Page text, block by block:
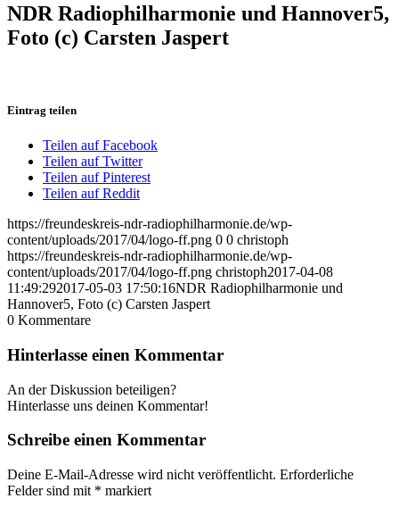
NDR Radiophilharmonie und Hannover5,
Foto (c) Carsten Jaspert
Eintrag teilen
Teilen auf Facebook
Teilen auf Twitter
Teilen auf Pinterest
Teilen auf Reddit
https://freundeskreis-ndr-radiophilharmonie.de/wp-
content/uploads/2017/04/logo-ff.png 0 0 christoph
https://freundeskreis-ndr-radiophilharmonie.de/wp-
content/uploads/2017/04/logo-ff.png christoph2017-04-08
11:49:292017-05-03 17:50:16NDR Radiophilharmonie und
Hannover5, Foto (c) Carsten Jaspert
0 Kommentare
Hinterlasse einen Kommentar
An der Diskussion beteiligen?
Hinterlasse uns deinen Kommentar!
Schreibe einen Kommentar
Deine E-Mail-Adresse wird nicht veröffentlicht. Erforderliche
Felder sind mit * markiert